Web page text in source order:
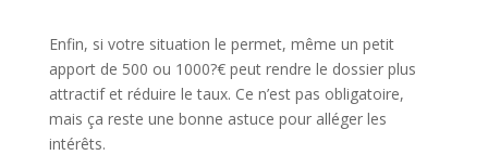
Enfin, si votre situation le permet, même un petit
apport de 500 ou 1000?€ peut rendre le dossier plus
attractif et réduire le taux. Ce n’est pas obligatoire,
mais ça reste une bonne astuce pour alléger les
intérêts.